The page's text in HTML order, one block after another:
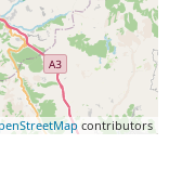
contributors